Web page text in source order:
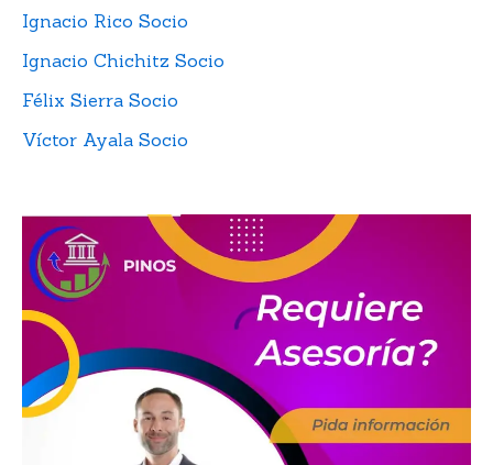
Ignacio Rico Socio
Ignacio Chichitz Socio
Félix Sierra Socio
Víctor Ayala Socio